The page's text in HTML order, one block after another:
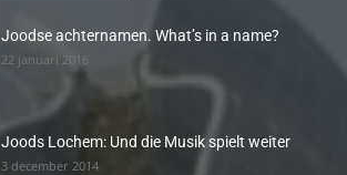
Joodse achternamen. What’s in a name?
22 januari 2016
Joods Lochem: Und die Musik spielt weiter
3 december 2014